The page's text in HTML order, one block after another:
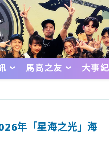
馬高之友 大事紀
年「星海之光」海